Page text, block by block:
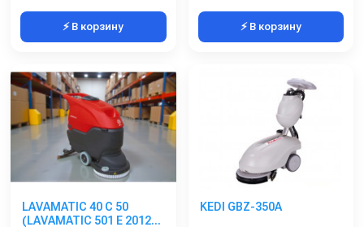
⚡ В корзину ⚡ В корзину
LAVAMATIC 40 C 50
(LAVAMATIC 501 E 2012)
KEDI GBZ-350A